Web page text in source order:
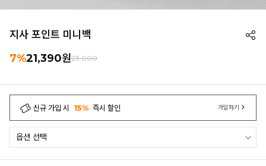
지사 포인트 미니백
7%21,390원23,000
신규 가입 시 15% 즉시 할인 가입하기